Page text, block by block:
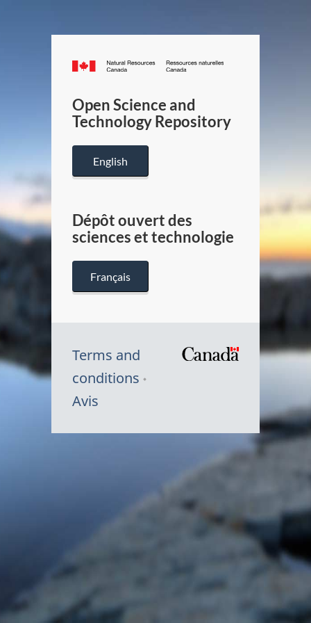
Canada.ca
/
Canada
Open Science and
Technology Repository
English
Dépôt ouvert des
sciences et technologie
Français
Terms and
conditions
Avis
du